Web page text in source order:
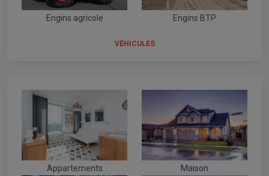
Engins agricole Engins BTP
VÉHICULES
Appartements Maison